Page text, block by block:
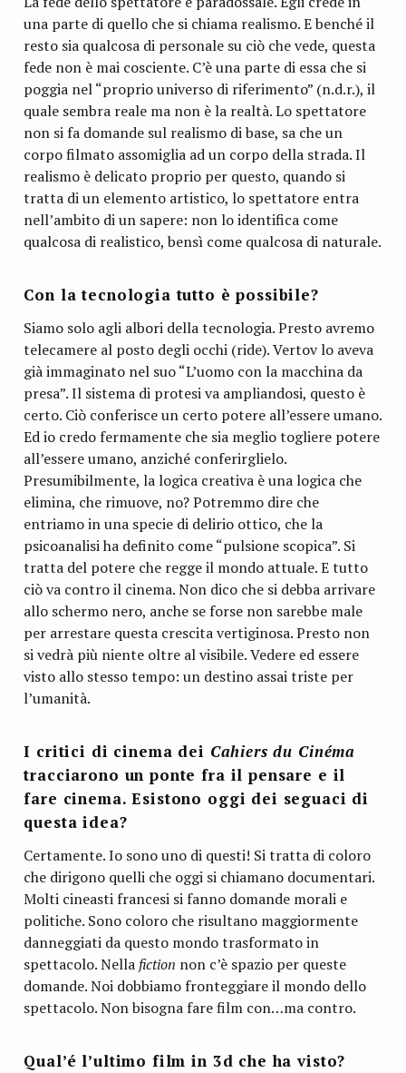
una parte di quello che si chiama realismo. E benché il
resto sia qualcosa di personale su ciò che vede, questa
fede non è mai cosciente. C’è una parte di essa che si
poggia nel “proprio universo di riferimento” (n.d.r.), il
quale sembra reale ma non è la realtà. Lo spettatore
non si fa domande sul realismo di base, sa che un
corpo filmato assomiglia ad un corpo della strada. Il
realismo è delicato proprio per questo, quando si
tratta di un elemento artistico, lo spettatore entra
nell’ambito di un sapere: non lo identifica come
qualcosa di realistico, bensì come qualcosa di naturale.
Con la tecnologia tutto è possibile?
Siamo solo agli albori della tecnologia. Presto avremo
telecamere al posto degli occhi (ride). Vertov lo aveva
già immaginato nel suo “L’uomo con la macchina da
presa”. Il sistema di protesi va ampliandosi, questo è
certo. Ciò conferisce un certo potere all’essere umano.
Ed io credo fermamente che sia meglio togliere potere
all’essere umano, anziché conferirglielo.
Presumibilmente, la logica creativa è una logica che
elimina, che rimuove, no? Potremmo dire che
entriamo in una specie di delirio ottico, che la
psicoanalisi ha definito come “pulsione scopica”. Si
tratta del potere che regge il mondo attuale. E tutto
ciò va contro il cinema. Non dico che si debba arrivare
allo schermo nero, anche se forse non sarebbe male
per arrestare questa crescita vertiginosa. Presto non
si vedrà più niente oltre al visibile. Vedere ed essere
visto allo stesso tempo: un destino assai triste per
l’umanità.
I critici di cinema dei Cahiers du Cinéma
tracciarono un ponte fra il pensare e il
fare cinema. Esistono oggi dei seguaci di
questa idea?
Certamente. Io sono uno di questi! Si tratta di coloro
che dirigono quelli che oggi si chiamano documentari.
Molti cineasti francesi si fanno domande morali e
politiche. Sono coloro che risultano maggiormente
danneggiati da questo mondo trasformato in
spettacolo. Nella fiction non c’è spazio per queste
domande. Noi dobbiamo fronteggiare il mondo dello
spettacolo. Non bisogna fare film con…ma contro.
Qual’é l’ultimo film in 3d che ha visto?